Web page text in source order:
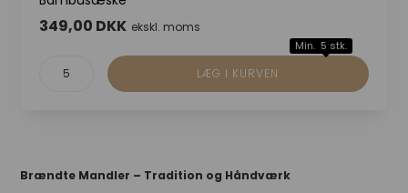
349,00 DKK ekskl. moms
Min. 5 stk.
Brændte Mandler – Tradition og Håndværk